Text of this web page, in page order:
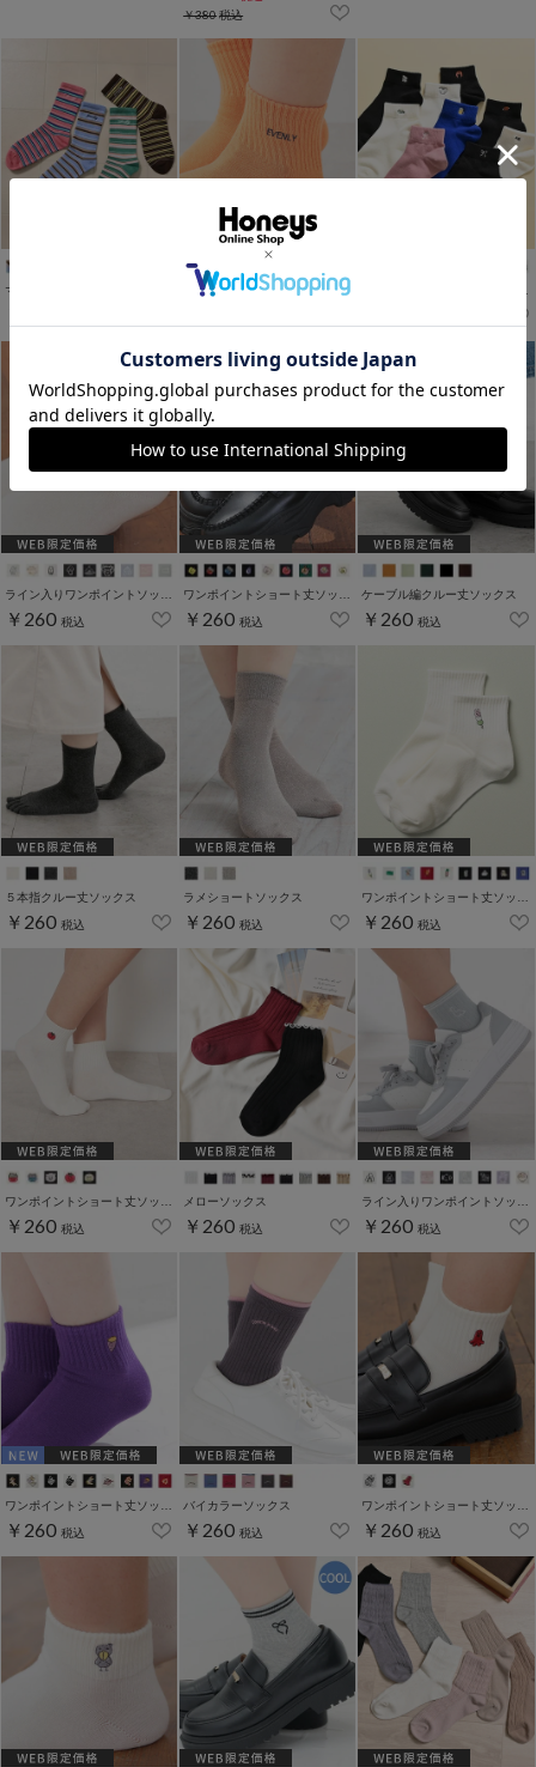
￥380税込
マルチボーダーソックス ショート丈ロゴソックス
￥260 税込 ￥260 税込
ケーブル編クルー丈ソックス
￥260 税込
５本指クルー丈ソックス
￥260 税込
ラメショートソックス
￥260 税込
ワンポイントショート丈ソックス
￥260 税込
￥260 税込
メローソックス
￥260 税込 ￥260 税込
￥260 税込
バイカラーソックス
￥260 税込 ￥260 税込